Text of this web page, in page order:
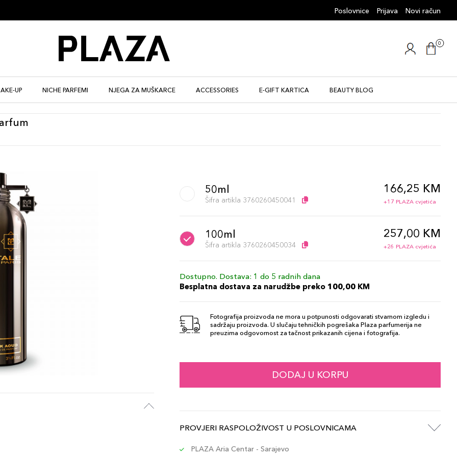
Poslovnice Prijava Novi račun
0
UP NICHE PARFEMI NJEGA ZA MUŠKARCE ACCESSORIES E-GIFT KARTICA BEAUTY BLOG
50ml
Šifra artikla 3760260450041
166,25 KM
+17 PLAZA cvjetića
100ml
Šifra artikla 3760260450034
257,00 KM
+26 PLAZA cvjetića
Dostupno. Dostava: 1 do 5 radnih dana
Besplatna dostava za narudžbe preko 100,00 KM
Fotografija proizvoda ne mora u potpunosti odgovarati stvarnom izgledu i
sadržaju proizvoda. U slučaju tehničkih pogrešaka Plaza parfumerija ne
preuzima odgovornost za tačnost prikazanih cijena i fotografija.
DODAJ U KORPU
PROVJERI RASPOLOŽIVOST U POSLOVNICAMA
PLAZA Aria Centar - Sarajevo